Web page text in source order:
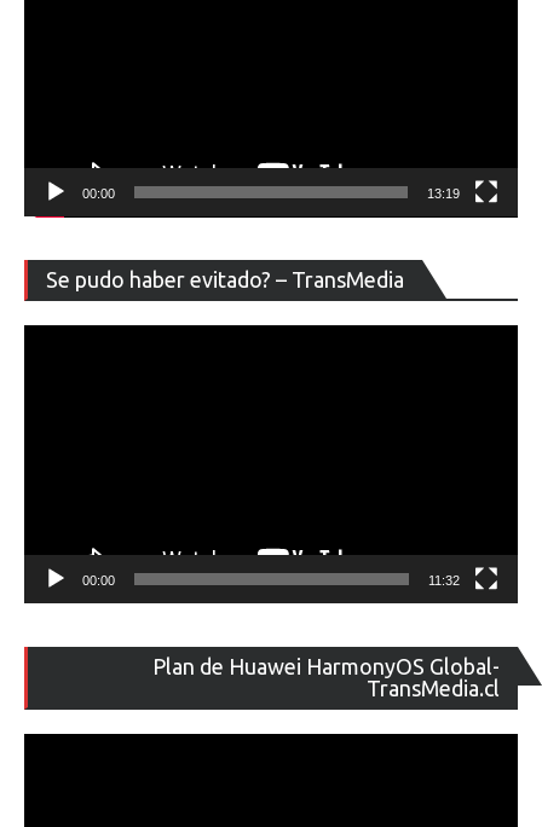
00:00 13:19
Se pudo haber evitado? – TransMedia
de
00:00 11:32
Plan de Huawei HarmonyOS Global-
TransMedia.cl
de